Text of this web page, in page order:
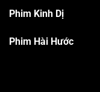
Phim Kinh Dị
Phim Hài Hước